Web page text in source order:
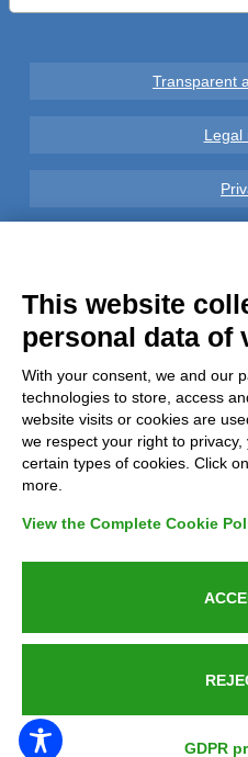
PUBLIC
Transparent
Legal
Refunds
Azienda certificata
P.IVA 05538100727 -
This website
personal data of
With your consent, we and our
technologies to store, access
website visits or cookies are
we respect your right to
certain types of cookies. Click
more.
View the Complete Cookie
GDPR